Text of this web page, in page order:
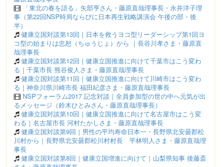
「東北の春を語る」矢部亨さん・藤原直哉理事長・永井洋子理
事（第22回NSP時局ならびに日本再生戦略講演会 午後の部・後
半）
健康立国対談第13回｜日本を救うヨコ型リーダーシップ第1回ヨ
コ型の始まりは忠恕（ちゅうじょ）から ｜長谷川孝さま・藤原直
哉理事長
健康立国対談第12回｜健康立国推進に向けて千葉市はこう変わ
る｜千葉市長 熊谷俊人さま・藤原直哉理事長
健康立国対談第11回｜健康立国推進に向けて川崎市はこう変わ
る｜神奈川県川崎市長 福田紀彦さま・藤原直哉理事長
NSPフォーラム2017 記念対談｜全員参加型の世の中へ元気が出
るメッセージ（鈴木ひとみさん・藤原直哉理事長）
健康立国対談第10回｜健康立国推進に向けて名古屋市はこう変
わる｜名古屋市長 河村たかしさま・藤原直哉理事長
健康立国対談第9回｜男性の平均寿命日本一・長野県北安曇郡松
川村から｜長野県北安曇郡松川村村長 平林明人さま・藤原直哉理
事長
健康立国対談第8回｜健康立国増進に向けて｜山梨県知事 後藤斎